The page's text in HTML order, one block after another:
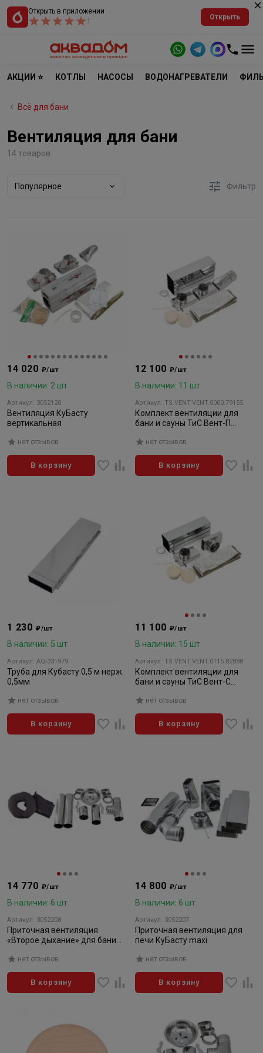
Открыть в приложении
1
Открыть
АКЦИИ ⭐ КОТЛЫ НАСОСЫ ВОДОНАГРЕВАТЕЛИ
Всё для бани
Вентиляция для бани
14 товаров
Популярное Фильтр
14 020 ₽/шт
В наличии: 2 шт
Артикул: 3052120
Вентиляция КуБасту
вертикальная
нет отзывов
В корзину
12 100 ₽/шт
В наличии: 11 шт
Артикул: TS.VENT.VENT.0000.79155
Комплект вентиляции для
бани и сауны ТиС Вент-П
кровлю)
нет отзывов
В корзину
1 230 ₽/шт
В наличии: 5 шт
Артикул: AQ-331979
Труба для Кубасту 0,5 м нерж.
0,5мм
нет отзывов
В корзину
11 100 ₽/шт
В наличии: 15 шт
Артикул: TS.VENT.VENT.0115.82888
Комплект вентиляции для
бани и сауны ТиС Вент-С
нет отзывов
В корзину
14 770 ₽/шт
В наличии: 6 шт
Артикул: 3052208
Приточная вентиляция
«Второе дыхание» для бани
нет отзывов
В корзину
14 800 ₽/шт
В наличии: 6 шт
Артикул: 3052207
Приточная вентиляция для
печи КуБасту maxi
нет отзывов
В корзину